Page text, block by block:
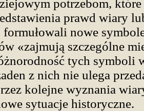
potrzebom, które
prawd wiary
nowe
«zajmują szczególne
tych symboli
z nich nie ulega
kolejne wyznania
sytuacje historyczne.